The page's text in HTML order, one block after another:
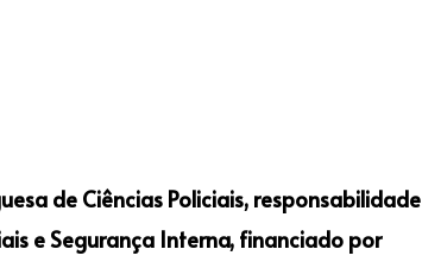
de Ciências Policiais, responsabilidade
e Segurança Interna, financiado por